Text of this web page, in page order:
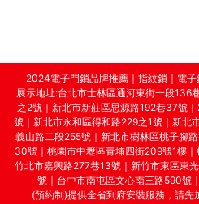
2024電子門鎖品牌推薦 ｜ 指紋鎖 ｜ 電子
展示地址:台北市士林區通河東街一段136
之2號｜新北市新莊區思源路192巷37號
號｜新北市永和區得和路229之1號｜新北
義山路二段255號｜新北市樹林區桃子腳
30號｜桃園市中壢區青埔四街209號1樓
竹北市嘉興路277巷13號｜新竹市東區東
號｜台中市南屯區文心南三路590號
(預約制)提供全省到府安裝服務，請先